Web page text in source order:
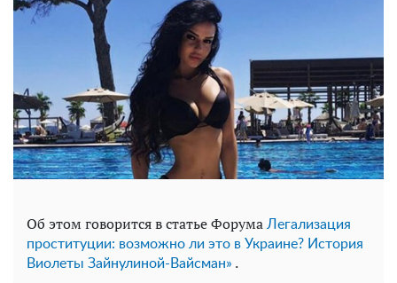
Об этом говорится в статье Форума Легализация
проституции: возможно ли это в Украине? История
Виолеты Зайнулиной-Вайсман» .